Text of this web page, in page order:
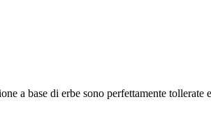
a base di erbe sono perfettamente tollerate